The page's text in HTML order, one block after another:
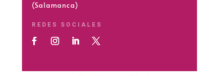
(Salamanca)
REDES SOCIALES